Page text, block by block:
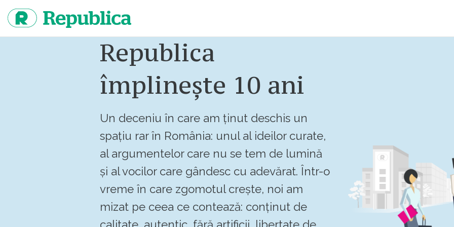
continut
Republica
împlinește 10 ani
Un deceniu în care am ținut deschis un
spațiu rar în România: unul al ideilor curate,
al argumentelor care nu se tem de lumină
și al vocilor care gândesc cu adevărat. Într-o
vreme în care zgomotul crește, noi am
mizat pe ceea ce contează: conținut de